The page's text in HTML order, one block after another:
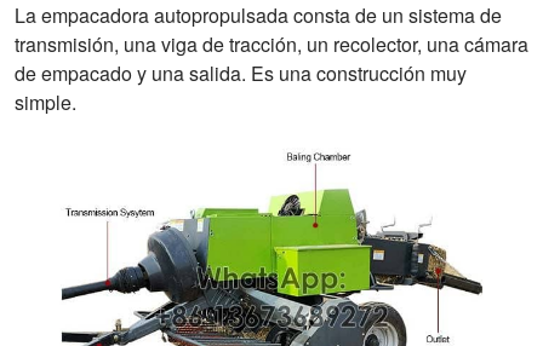
La empacadora autopropulsada consta de un sistema de
transmisión, una viga de tracción, un recolector, una cámara
de empacado y una salida. Es una construcción muy
simple.